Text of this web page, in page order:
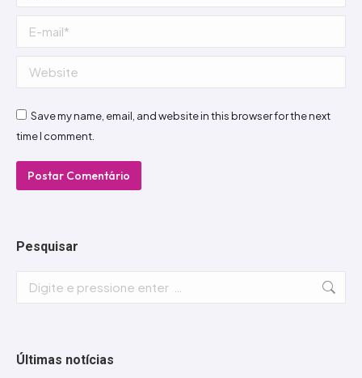
E-mail *
Website
Save my name, email, and website in this browser for the next
time I comment.
Postar Comentário
Pesquisar
Últimas notícias